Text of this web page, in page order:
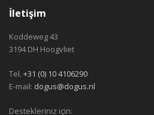
İletişim
Koddeweg 43
3194 DH Hoogvliet
Tel. +31 (0) 10 4106290
E-mail: dogus@dogus.nl
Destekleriniz için: